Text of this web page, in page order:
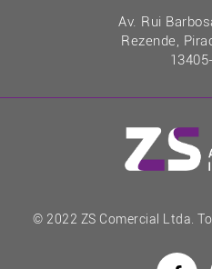
Av. Rui
Rezende,
© 2022 ZS Comercial Ltda.